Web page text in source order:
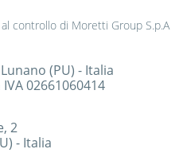
controllo di Moretti Group S.p.A
(PU) - Italia
02661060414
2
- Italia